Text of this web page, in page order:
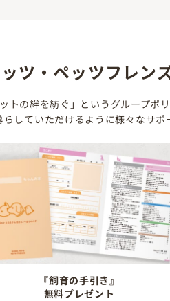
ツ・ペッツフレン
トの絆を紡ぐ」というグループポリ
していただけるように様々なサポ
『飼育の手引き』
無料プレゼント